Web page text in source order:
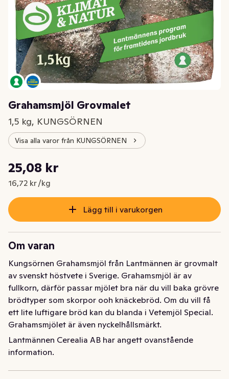
Grahamsmjöl Grovmalet
1,5 kg, KUNGSÖRNEN
Visa alla varor från KUNGSÖRNEN
Nuvarande pris är: 25,08 kr
25,08 kr
16,72 kr /kg
Styckpris: 16,72 kr /kg
Lägg till i varukorgen
Om varan
Kungsörnen Grahamsmjöl från Lantmännen är grovmalt
av svenskt höstvete i Sverige. Grahamsmjöl är av
fullkorn, därför passar mjölet bra när du vill baka grövre
brödtyper som skorpor ooh knäckebröd. Om du vill få
ett lite luftigare bröd kan du blanda i Vetemjöl Special.
Grahamsmjölet är även nyckelhållsmärkt.
Detta mjöl är en del av Lantmännens Klimat & Natur
klimatpåverkan. Det innebär att när du väljer att baka
Lantmännen Cerealia AB har angett ovanstående
information.